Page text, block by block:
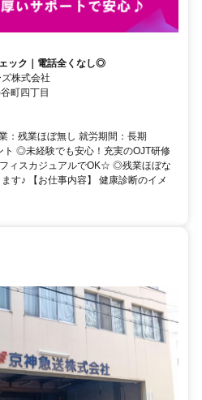
ック｜電話全くなし◎
株式会社
町四丁目
：残業ほぼ無し 就労期間：長期
◎未経験でも安心！充実のOJT研修
ィスカジュアルでOK☆ ◎残業ほぼな
す♪ 【お仕事内容】 健康診断のイメ